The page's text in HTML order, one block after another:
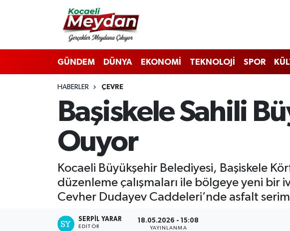
GÜNDEM DÜNYA EKONOMİ TEKNOLOJİ SPOR
HABERLER ÇEVRE
Başiskele Sahili
Ouyor
Kocaeli Büyükşehir Belediyesi, Başiskele
düzenleme çalışmaları ile bölgeye yeni bir
Cevher Dudayev Caddeleri’nde asfalt
SERPİL YARAR
EDITÖR
18.05.2026 - 15:08
YAYINLANMA
Nöbetçi Eczaneler
Hava Durumu
Trafik Durumu
Süper Lig Puan Durumu ve Fikstür
Tüm Manşetler
Son Dakika Haberleri